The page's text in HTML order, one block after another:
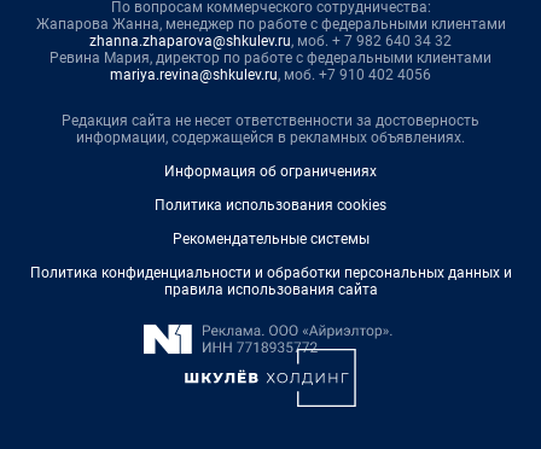
По вопросам коммерческого сотрудничества:
Жапарова Жанна, менеджер по работе с федеральными клиентами
zhanna.zhaparova@shkulev.ru, моб. + 7 982 640 34 32
Ревина Мария, директор по работе с федеральными клиентами
mariya.revina@shkulev.ru, моб. +7 910 402 4056
Редакция сайта не несет ответственности за достоверность
информации, содержащейся в рекламных объявлениях.
Информация об ограничениях
Политика использования cookies
Рекомендательные системы
Политика конфиденциальности и обработки персональных данных и
правила использования сайта